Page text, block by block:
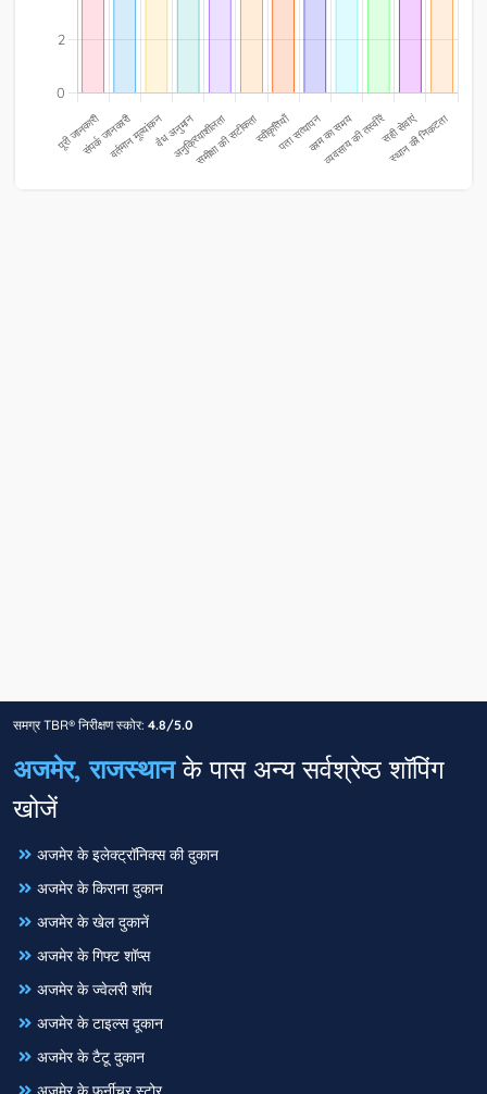
समग्र TBR® निरीक्षण स्कोर: 4.8/5.0
अजमेर, राजस्थानके पास अन्य सर्वश्रेष्ठ शॉपिंग
खोजें
अजमेर के इलेक्ट्रॉनिक्स की दुकान
अजमेर के किराना दुकान
अजमेर के खेल दुकानें
अजमेर के गिफ्ट शॉप्स
अजमेर के ज्वेलरी शॉप
अजमेर के टाइल्स दूकान
अजमेर के टैटू दुकान